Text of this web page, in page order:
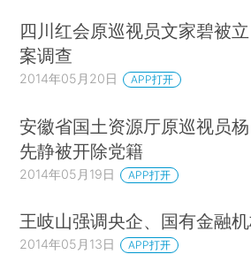
四川红会原巡视员文家碧被立
案调查
2014年05月20日 APP打开
安徽省国土资源厅原巡视员杨
先静被开除党籍
2014年05月19日 APP打开
王岐山强调央企、国有金融
2014年05月13日 APP打开